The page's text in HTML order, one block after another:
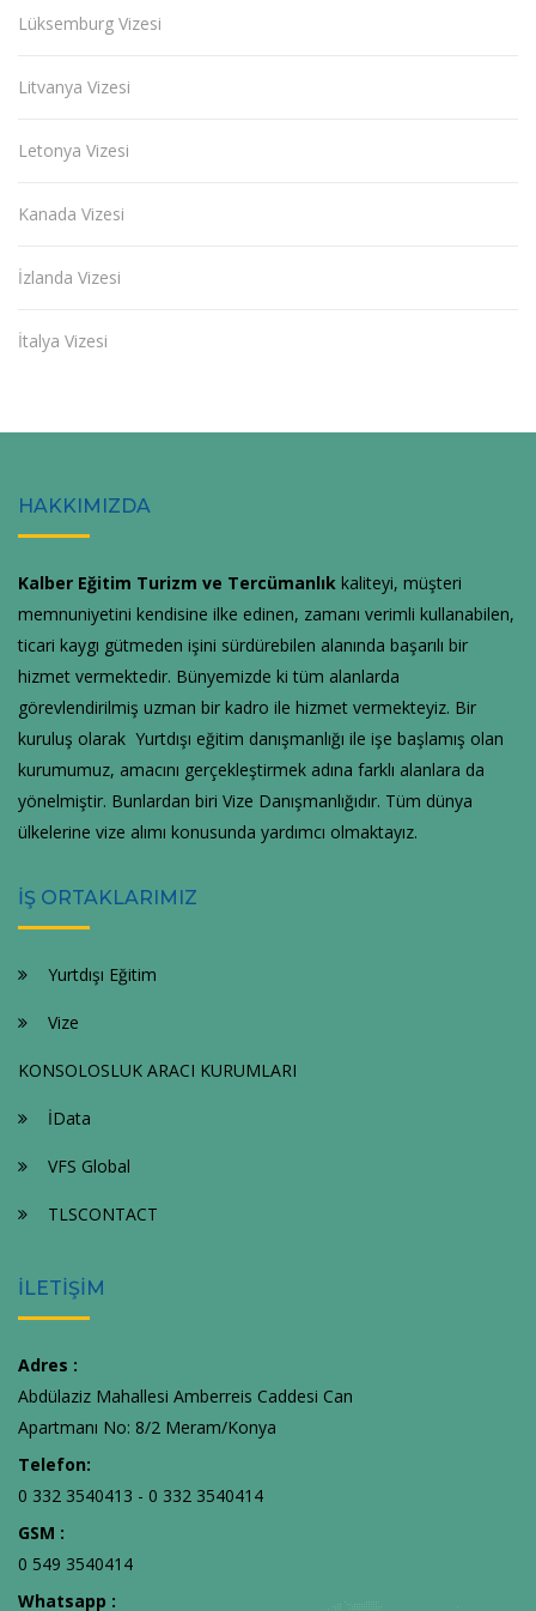
Lüksemburg Vizesi
Litvanya Vizesi
Letonya Vizesi
Kanada Vizesi
İzlanda Vizesi
İtalya Vizesi
HAKKIMIZDA
Kalber Eğitim Turizm ve Tercümanlık kaliteyi, müşteri
memnuniyetini kendisine ilke edinen, zamanı verimli kullanabilen,
ticari kaygı gütmeden işini sürdürebilen alanında başarılı bir
hizmet vermektedir. Bünyemizde ki tüm alanlarda
görevlendirilmiş uzman bir kadro ile hizmet vermekteyiz. Bir
kuruluş olarak Yurtdışı eğitim danışmanlığı ile işe başlamış olan
kurumumuz, amacını gerçekleştirmek adına farklı alanlara da
yönelmiştir. Bunlardan biri Vize Danışmanlığıdır. Tüm dünya
ülkelerine vize alımı konusunda yardımcı olmaktayız.
İŞ ORTAKLARIMIZ
Yurtdışı Eğitim
Vize
KONSOLOSLUK ARACI KURUMLARI
İData
VFS Global
TLSCONTACT
İLETİŞİM
Adres :
Abdülaziz Mahallesi Amberreis Caddesi Can
Apartmanı No: 8/2 Meram/Konya
Telefon:
0 332 3540413 - 0 332 3540414
GSM :
0 549 3540414
Whatsapp :